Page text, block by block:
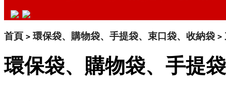
首頁 > 環保袋、購物袋、手提袋、束口袋、收納袋 >
環保袋、購物袋、手提